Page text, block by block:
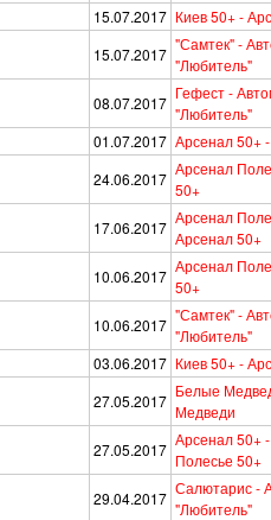
15.07.2017 Киев 50+ -
15.07.2017
"Самтек" -
"Любитель"
08.07.2017
Гефест -
"Любитель"
01.07.2017 Арсенал 50+
24.06.2017
Арсенал
50+
17.06.2017
Арсенал
Арсенал 50+
10.06.2017
Арсенал
50+
10.06.2017
"Самтек" -
"Любитель"
03.06.2017 Киев 50+ -
27.05.2017
Белые
Медведи
27.05.2017
Арсенал 50+
Полесье 50+
29.04.2017
Салютарис -
"Любитель"